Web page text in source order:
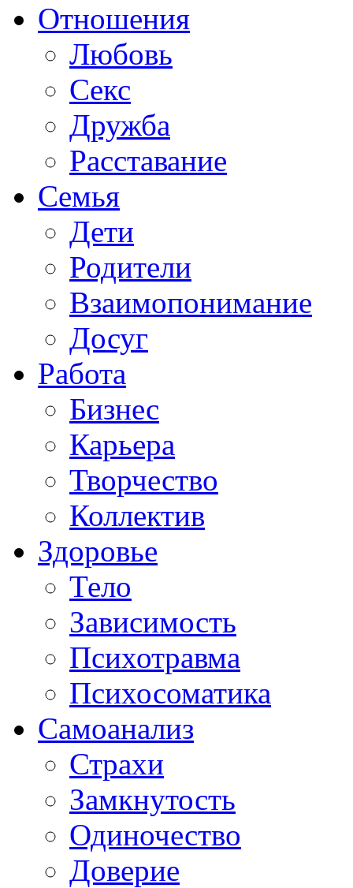
Отношения
Любовь
Секс
Дружба
Расставание
Семья
Дети
Родители
Взаимопонимание
Досуг
Работа
Бизнес
Карьера
Творчество
Коллектив
Здоровье
Тело
Зависимость
Психотравма
Психосоматика
Самоанализ
Страхи
Замкнутость
Одиночество
Доверие